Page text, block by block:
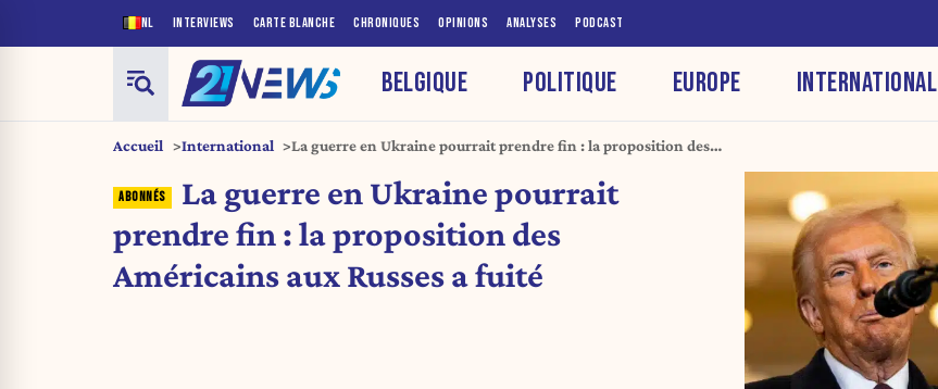
NL INTERVIEWS CARTE BLANCHE CHRONIQUES OPINIONS ANALYSES PODCAST
BELGIQUE POLITIQUE EUROPE INTERNATIONAL
Accueil International
La guerre en Ukraine pourrait prendre fin : la proposition des
La guerre en Ukraine pourrait
prendre fin : la proposition des
Américains aux Russes a fuité